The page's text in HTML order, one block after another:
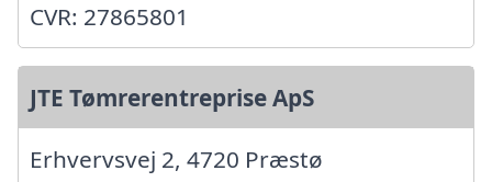
CVR: 27865801
JTE Tømrerentreprise ApS
Erhvervsvej 2, 4720 Præstø